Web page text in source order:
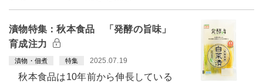
漬物特集：秋本食品 「発酵の旨味」
育成注力
漬物・佃煮 特集 2025.07.19
秋本食品は10年前から伸長している